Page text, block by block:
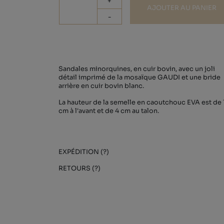
-
AJOUTER AU PANIER
Sandales minorquines, en cuir bovin, avec un joli
détail imprimé de la mosaïque GAUDI et une bride
arrière en cuir bovin blanc.
La hauteur de la semelle en caoutchouc EVA est de
cm à l'avant et de 4 cm au talon.
EXPÉDITION (?)
RETOURS (?)